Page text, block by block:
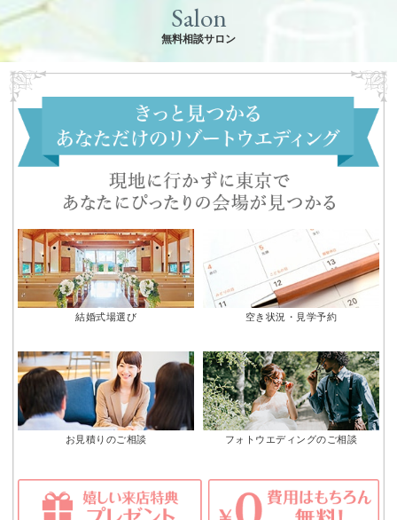
Salon
無料相談サロン
結婚式場選び 空き状況・見学予約
お見積りのご相談 フォトウエディングのご相談